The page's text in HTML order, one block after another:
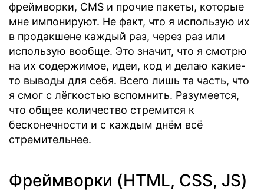
фреймворки, CMS и прочие пакеты, которые
мне импонируют. Не факт, что я использую их
в продакшене каждый раз, через раз или
использую вообще. Это значит, что я смотрю
на их содержимое, идеи, код и делаю какие-
то выводы для себя. Всего лишь та часть, что
я смог с лёгкостью вспомнить. Разумеется,
что общее количество стремится к
бесконечности и с каждым днём всё
стремительнее.
Фреймворки (HTML, CSS, JS)